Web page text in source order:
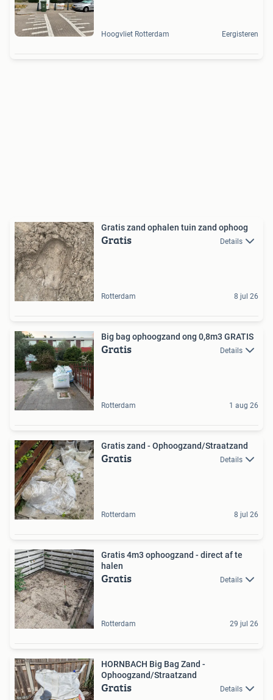
Hoogvliet Rotterdam Eergisteren
Gratis zand ophalen tuin zand ophoog
Gratis Details
Rotterdam 8 jul 26
Big bag ophoogzand ong 0,8m3 GRATIS
Gratis Details
Rotterdam 1 aug 26
Gratis zand - Ophoogzand/Straatzand
Gratis Details
Rotterdam 8 jul 26
Gratis 4m3 ophoogzand - direct af te
halen
Gratis Details
Rotterdam 29 jul 26
HORNBACH Big Bag Zand -
Ophoogzand/Straatzand
Gratis Details